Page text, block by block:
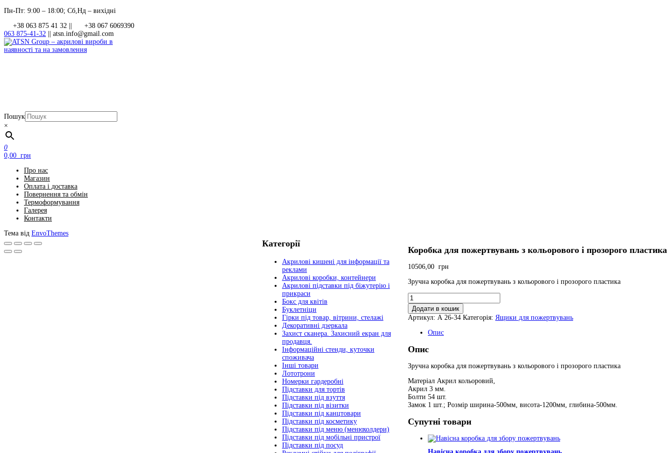
Перейти
контенту
Пн-Пт: 9:00 – 18:00; Сб,Нд – вихідні
+38 063 875 41 32 ||
+38 067 6069390
063 875-41-32
atsn.info@gmail.com
ATSN Group – акрилові вироби в наявності та на замовлення
Пошук
×
0
0,00 грн
Про нас
Магазин
Оплата і доставка
Повернення та обмін
Термоформування
Галерея
Контакти
Коробка для пожертвувань з кольорового і прозорого пластика
10506,00 грн
Зручна коробка для пожертвувань з кольорового і прозорого пластика
Коробка
для
пожертвувань
з
пластика
Додати в кошик
Артикул: А 26-34 Категорія: Ящики для пожертвувань
Опис
Опис
Зручна коробка для пожертвувань з кольорового і прозорого пластика
Матеріал Акрил кольоровий,
Акрил 3 мм.
Болти 54 шт.
Замок 1 шт.; Розмір ширина-500мм, висота-1200мм, глибина-500мм.
Супутні товари
Категорії
Акрилові кишені для інформації та
реклами
Акрилові коробки, контейнери
Акрилові підставки під біжутерію і
прикраси
Бокс для квітів
Буклетніци
Гірки під товар, вітрини, стелажі
Декоративні дзеркала
Захист сканера. Захисний екран для
продавця.
Інформаційні стенди, куточки
споживача
Інші товари
Лототрони
Номерки гардеробні
Підставки для тортів
Підставки під взуття
Підставки під візитки
Підставки під канцтовари
Підставки під косметику
Підставки під меню (менюхолдери)
Підставки під мобільні пристрої
Підставки під посуд
Тема від EnvoThemes